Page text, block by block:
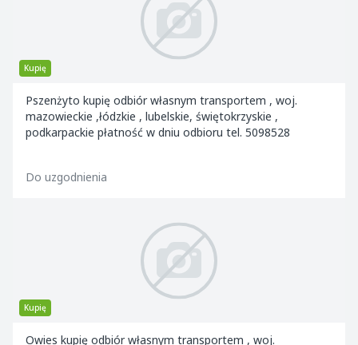
Kupię
Pszenżyto kupię odbiór własnym transportem , woj.
mazowieckie ,łódzkie , lubelskie, świętokrzyskie ,
podkarpackie płatność w dniu odbioru tel. 5098528
Do uzgodnienia
Kupię
Owies kupię odbiór własnym transportem , woj.